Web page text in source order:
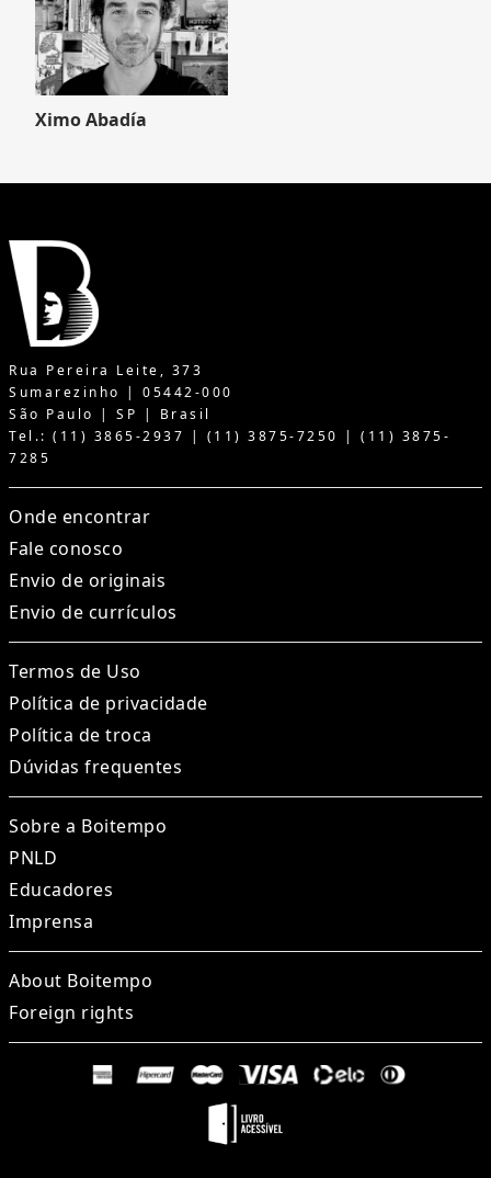
Ximo Abadía
Rua Pereira Leite, 373
Sumarezinho | 05442-000
São Paulo | SP | Brasil
Tel.: (11) 3865-2937 | (11) 3875-7250 | (11) 3875-
7285
Onde encontrar
Fale conosco
Envio de originais
Envio de currículos
Termos de Uso
Política de privacidade
Política de troca
Dúvidas frequentes
Sobre a Boitempo
PNLD
Educadores
Imprensa
About Boitempo
Foreign rights